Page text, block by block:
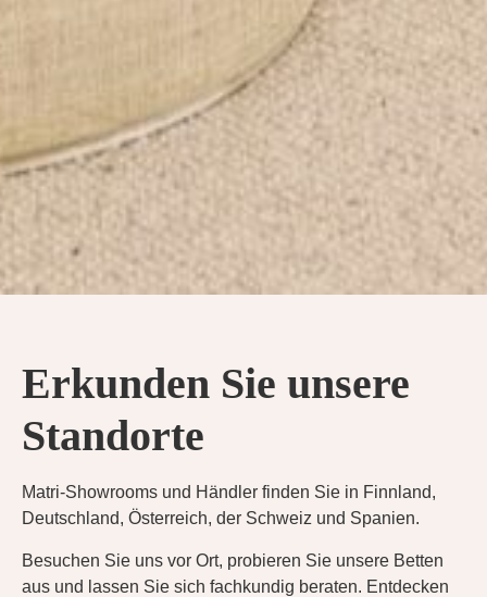
Erkunden Sie unsere
Standorte
Matri-Showrooms und Händler finden Sie in Finnland,
Deutschland, Österreich, der Schweiz und Spanien.
Besuchen Sie uns vor Ort, probieren Sie unsere Betten
aus und lassen Sie sich fachkundig beraten. Entdecken